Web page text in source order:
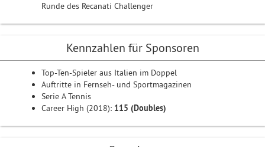
Runde des Recanati Challenger
Kennzahlen für Sponsoren
Top-Ten-Spieler aus Italien im Doppel
Auftritte in Fernseh- und Sportmagazinen
Serie A Tennis
Career High (2018): 115 (Doubles)